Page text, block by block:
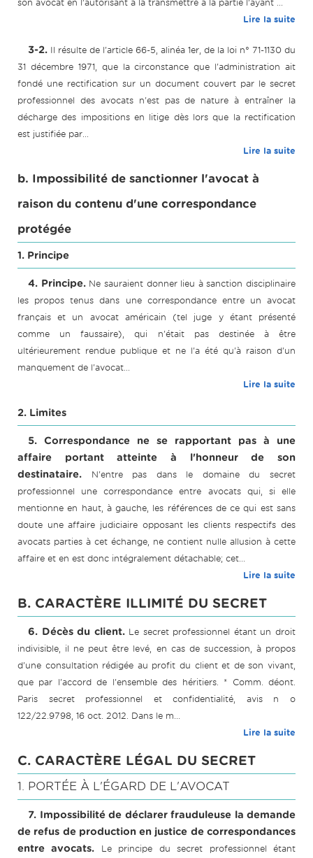
son avocat en l’autorisant à la transmettre à la partie l’ayant ...
Lire la suite
3-2. Il résulte de l'article 66-5, alinéa 1er, de la loi n° 71-1130 du
31 décembre 1971, que la circonstance que l'administration ait
fondé une rectification sur un document couvert par le secret
professionnel des avocats n'est pas de nature à entraîner la
décharge des impositions en litige dès lors que la rectification
est justifiée par...
Lire la suite
b. Impossibilité de sanctionner l'avocat à
raison du contenu d'une correspondance
protégée
1. Principe
4. Principe. Ne sauraient donner lieu à sanction disciplinaire
les propos tenus dans une correspondance entre un avocat
français et un avocat américain (tel juge y étant présenté
comme un faussaire), qui n'était pas destinée à être
ultérieurement rendue publique et ne l'a été qu'à raison d'un
manquement de l'avocat...
Lire la suite
2. Limites
5. Correspondance ne se rapportant pas à une
affaire portant atteinte à l'honneur de son
destinataire.
N'entre pas dans le domaine du secret
professionnel une correspondance entre avocats qui, si elle
mentionne en haut, à gauche, les références de ce qui est sans
doute une affaire judiciaire opposant les clients respectifs des
avocats parties à cet échange, ne contient nulle allusion à cette
affaire et en est donc intégralement détachable; cet...
Lire la suite
B. CARACTÈRE ILLIMITÉ DU SECRET
6. Décès du client. Le secret professionnel étant un droit
indivisible, il ne peut être levé, en cas de succession, à propos
d'une consultation rédigée au profit du client et de son vivant,
que par l'accord de l'ensemble des héritiers. * Comm. déont.
Paris secret professionnel et confidentialité, avis n o
122/22.9798, 16 oct. 2012. Dans le m...
Lire la suite
C. CARACTÈRE LÉGAL DU SECRET
1. PORTÉE À L'ÉGARD DE L'AVOCAT
7. Impossibilité de déclarer frauduleuse la demande
de refus de production en justice de correspondances
entre avocats.
Le principe du secret professionnel étant